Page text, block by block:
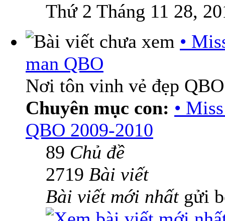
Thứ 2 Tháng 11 28,
•
man QBO
Nơi tôn vinh vẻ đẹp
Chuyên mục con: •
QBO 2009-2010
89 Chủ đề
2719 Bài viết
Bài viết mới nhấtgửi